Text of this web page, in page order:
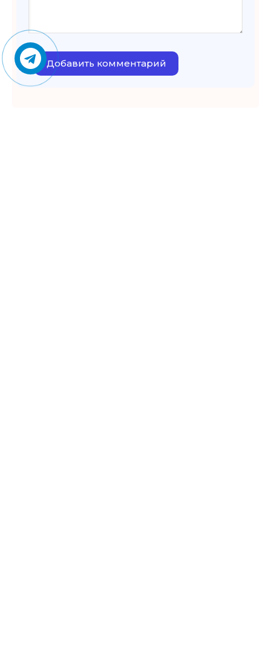
Добавить комментарий